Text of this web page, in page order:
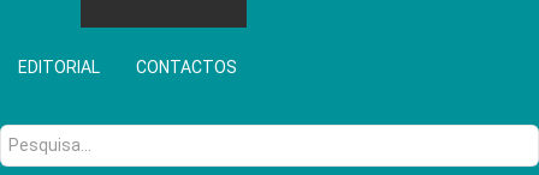
EDITORIAL CONTACTOS
Pesquisa...